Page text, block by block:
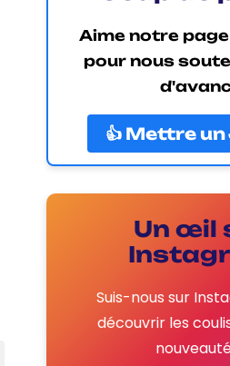
Aime notre
pour nous
👍 Mettre un
Un œil
Suis-nous sur
découvrir les